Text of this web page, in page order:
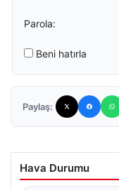
Parola:
Beni hatırla
Paylaş:
Hava Durumu